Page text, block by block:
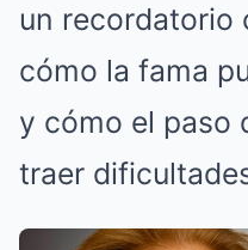
un recordatorio
cómo la fama
y cómo el paso
traer